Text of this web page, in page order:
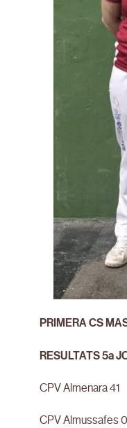
PRIMERA CS
RESULTATS 5a
CPV Almenara 41
CPV Almussafes 0